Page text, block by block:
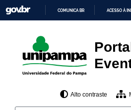
para
o
COMUNICA BR ACESSO À
Alto contraste